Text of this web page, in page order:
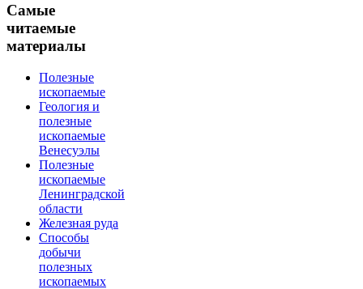
Самые
читаемые
материалы
Полезные
ископаемые
Геология и
полезные
ископаемые
Венесуэлы
Полезные
ископаемые
Ленинградской
области
Железная руда
Способы
добычи
полезных
ископаемых